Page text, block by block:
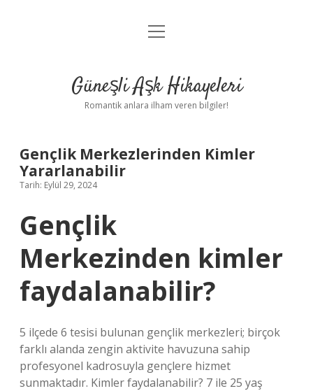
Anasayfa
Yasal Uyarı
menüyü
Güneşli Aşk Hikayeleri
Romantik anlara ilham veren bilgiler!
Gençlik Merkezlerinden Kimler
Yararlanabilir
Tarih: Eylül 29, 2024
Gençlik
Merkezinden kimler
faydalanabilir?
5 ilçede 6 tesisi bulunan gençlik merkezleri; birçok
farklı alanda zengin aktivite havuzuna sahip
profesyonel kadrosuyla gençlere hizmet
sunmaktadır. Kimler faydalanabilir? 7 ile 25 yaş